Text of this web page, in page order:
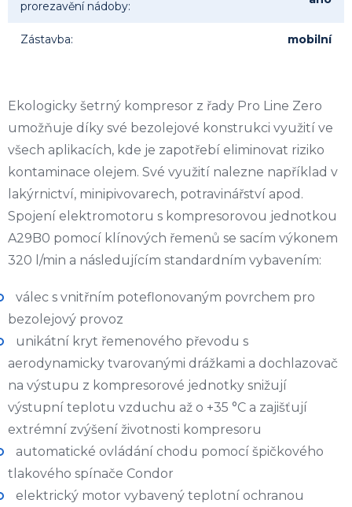
prorezavění nádoby:
Zástavba: mobilní
Ekologicky šetrný kompresor z řady Pro Line Zero
umožňuje díky své bezolejové konstrukci využití ve
všech aplikacích, kde je zapotřebí eliminovat riziko
kontaminace olejem. Své využití nalezne například v
lakýrnictví, minipivovarech, potravinářství apod.
Spojení elektromotoru s kompresorovou jednotkou
A29B0 pomocí klínových řemenů se sacím výkonem
320 l/min a následujícím standardním vybavením:
válec s vnitřním poteflonovaným povrchem pro
bezolejový provoz
unikátní kryt řemenového převodu s
aerodynamicky tvarovanými drážkami a dochlazovač
na výstupu z kompresorové jednotky snižují
výstupní teplotu vzduchu až o +35 °C a zajišťují
extrémní zvýšení životnosti kompresoru
automatické ovládání chodu pomocí špičkového
tlakového spínače Condor
elektrický motor vybavený teplotní ochranou